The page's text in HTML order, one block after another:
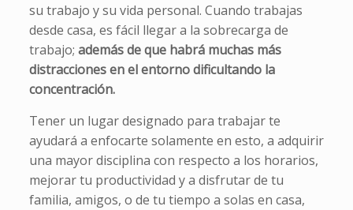
su trabajo y su vida personal. Cuando trabajas
desde casa, es fácil llegar a la sobrecarga de
trabajo; además de que habrá muchas más
distracciones en el entorno dificultando la
concentración.
Tener un lugar designado para trabajar te
ayudará a enfocarte solamente en esto, a adquirir
una mayor disciplina con respecto a los horarios,
mejorar tu productividad y a disfrutar de tu
familia, amigos, o de tu tiempo a solas en casa,